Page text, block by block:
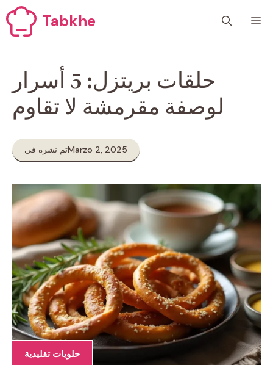
al
contenuto
Tabkhe
حلقات بريتزل: 5 أسرار
لوصفة مقرمشة لا تقاوم
تم نشره فيMarzo 2, 2025
حلويات تقليدية